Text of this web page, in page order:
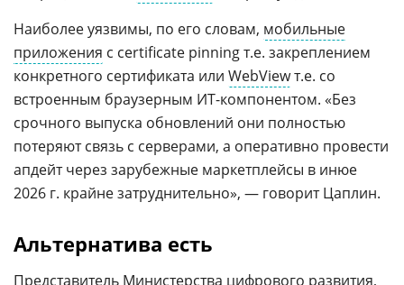
Наиболее уязвимы, по его словам, мобильные
приложения с сertificate pinning т.е. закреплением
конкретного сертификата или WebViewт.е. со
встроенным браузерным ИТ-компонентом. «Без
срочного выпуска обновлений они полностью
потеряют связь с серверами, а оперативно провести
апдейт через зарубежные маркетплейсы в инюе
2026 г. крайне затруднительно», — говорит Цаплин.
Альтернатива есть
Представитель Министерства цифрового развития,